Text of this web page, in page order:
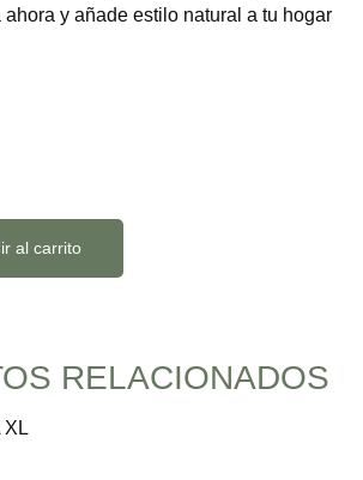
ahora y añade estilo natural a tu hogar
al carrito
RELACIONADOS